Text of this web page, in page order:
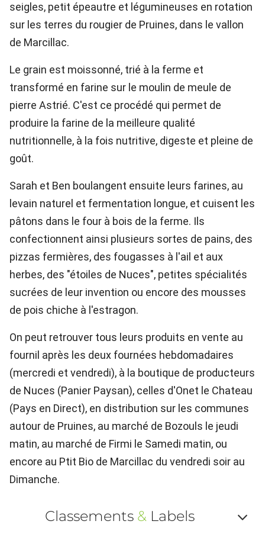
seigles, petit épeautre et légumineuses en rotation
sur les terres du rougier de Pruines, dans le vallon
de Marcillac.
Le grain est moissonné, trié à la ferme et
transformé en farine sur le moulin de meule de
pierre Astrié. C'est ce procédé qui permet de
produire la farine de la meilleure qualité
nutritionnelle, à la fois nutritive, digeste et pleine de
goût.
Sarah et Ben boulangent ensuite leurs farines, au
levain naturel et fermentation longue, et cuisent les
pâtons dans le four à bois de la ferme. Ils
confectionnent ainsi plusieurs sortes de pains, des
pizzas fermières, des fougasses à l'ail et aux
herbes, des "étoiles de Nuces", petites spécialités
sucrées de leur invention ou encore des mousses
de pois chiche à l'estragon.
On peut retrouver tous leurs produits en vente au
fournil après les deux fournées hebdomadaires
(mercredi et vendredi), à la boutique de producteurs
de Nuces (Panier Paysan), celles d'Onet le Chateau
(Pays en Direct), en distribution sur les communes
autour de Pruines, au marché de Bozouls le jeudi
matin, au marché de Firmi le Samedi matin, ou
encore au Ptit Bio de Marcillac du vendredi soir au
Dimanche.
Classements &Labels